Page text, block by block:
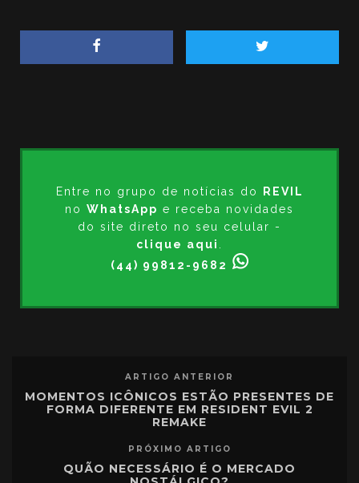
Entre no grupo de notícias do
REVIL
no WhatsApp e receba novidades
do site direto no seu celular -
clique aqui
(44) 99812-9682
ARTIGO ANTERIOR
MOMENTOS ICÔNICOS ESTÃO PRESENTES DE
FORMA DIFERENTE EM RESIDENT EVIL 2
REMAKE
PRÓXIMO ARTIGO
QUÃO NECESSÁRIO É O MERCADO